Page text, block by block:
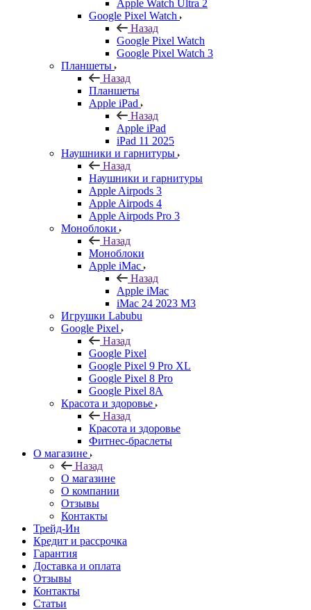
Apple Watch Ultra 2
Google Pixel Watch
Назад
Google Pixel Watch
Google Pixel Watch 3
Планшеты
Назад
Планшеты
Apple iPad
Назад
Apple iPad
iPad 11 2025
Наушники и гарнитуры
Назад
Наушники и гарнитуры
Apple Airpods 3
Apple Airpods 4
Apple Airpods Pro 3
Моноблоки
Назад
Моноблоки
Apple iMac
Назад
Apple iMac
iMac 24 2023 M3
Игрушки Labubu
Google Pixel
Назад
Google Pixel
Google Pixel 9 Pro XL
Google Pixel 8 Pro
Google Pixel 8A
Красота и здоровье
Назад
Красота и здоровье
Фитнес-браслеты
О магазине
Назад
О магазине
О компании
Отзывы
Контакты
Трейд-Ин
Кредит и рассрочка
Гарантия
Доставка и оплата
Отзывы
Контакты
Статьи